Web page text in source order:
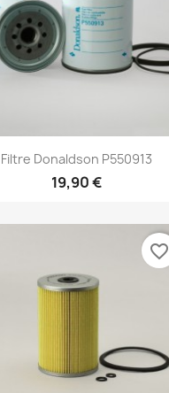
Aperçu rapide
Filtre Donaldson P550913
19,90 €
favorite_border